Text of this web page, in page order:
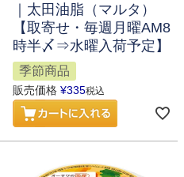
｜太田油脂（マルタ）
【取寄せ・毎週月曜AM8
時半〆⇒水曜入荷予定】
季節商品
販売価格 ¥335税込